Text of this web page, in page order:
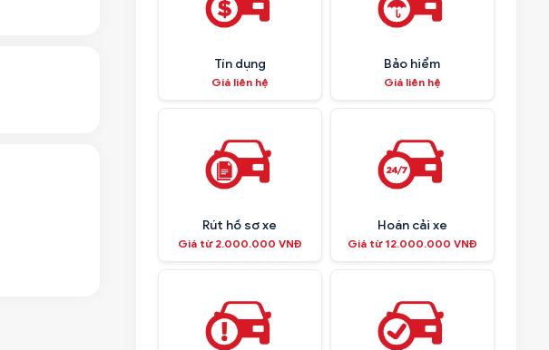
Tín dụng
Giá liên hệ
Bảo hiểm
Giá liên hệ
Rút hồ sơ xe
Giá từ 2.000.000 VNĐ
Hoán cải xe
Giá từ 12.000.000 VNĐ